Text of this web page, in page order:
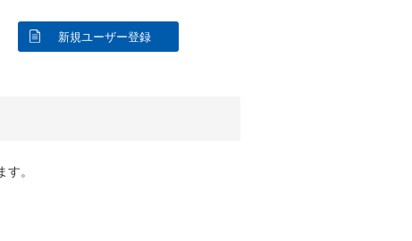
新規ユーザー登録
。